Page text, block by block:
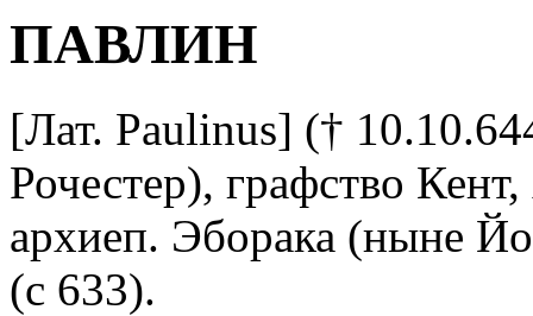
ПАВЛИН
[Лат. Paulinus] (†
Рочестер), графство
архиеп. Эборака (ныне
(с 633).